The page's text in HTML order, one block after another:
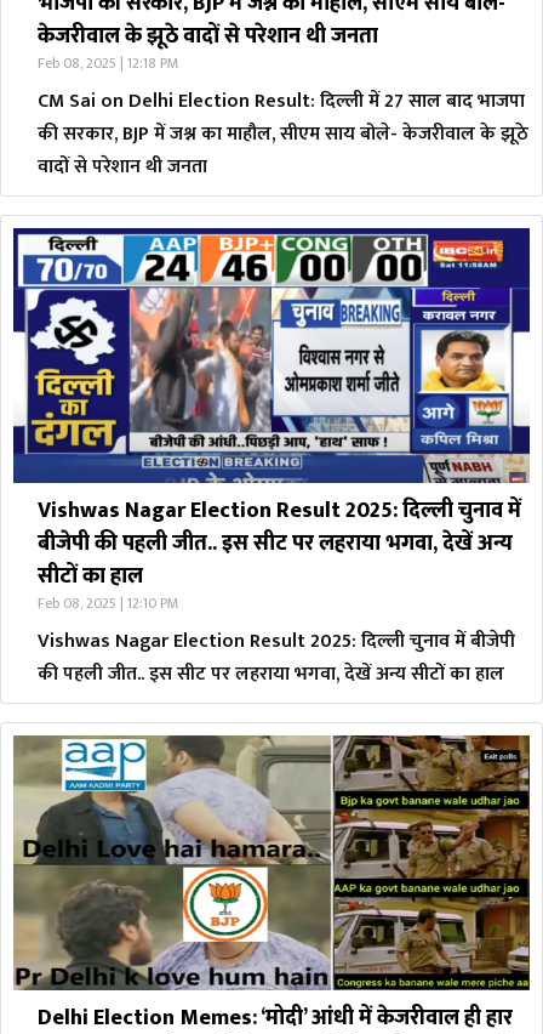
केजरीवाल के झूठे वादों से परेशान थी जनता
Feb 08, 2025 | 12:18 PM
CM Sai on Delhi Election Result: दिल्ली में 27 साल बाद भाजपा
की सरकार, BJP में जश्न का माहौल, सीएम साय बोले- केजरीवाल के झूठे
वादों से परेशान थी जनता
Vishwas Nagar Election Result 2025: दिल्ली चुनाव में
बीजेपी की पहली जीत.. इस सीट पर लहराया भगवा, देखें अन्य
सीटों का हाल
Feb 08, 2025 | 12:10 PM
Vishwas Nagar Election Result 2025: दिल्ली चुनाव में बीजेपी
की पहली जीत.. इस सीट पर लहराया भगवा, देखें अन्य सीटों का हाल
Delhi Election Memes: ‘मोदी’ आंधी में केजरीवाल ही हार